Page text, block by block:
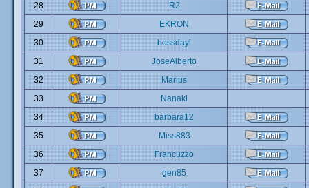
28
R2
29
EKRON
30
bossdayl
31
JoseAlberto
32
Marius
33
Nanaki
34
barbara12
35
Miss883
36
Francuzzo
37
gen85